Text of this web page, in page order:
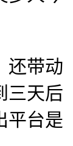
还带动
三天后
平台是